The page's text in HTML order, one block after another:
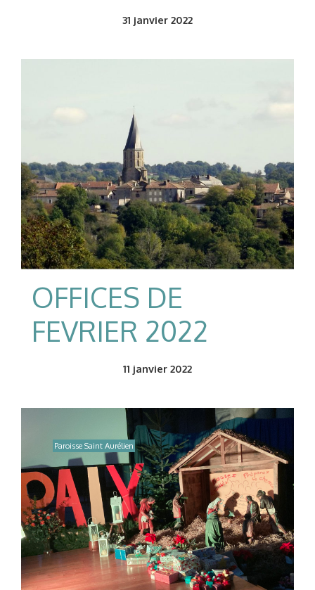
31 janvier 2022
OFFICES DE
FEVRIER 2022
11 janvier 2022
Paroisse Saint Aurélien